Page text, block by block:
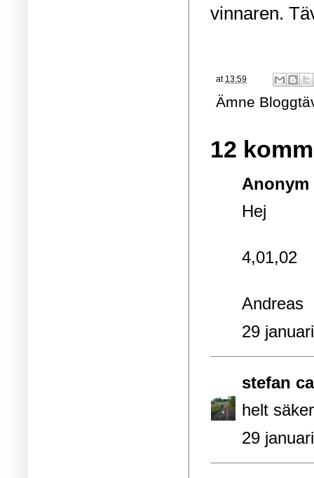
vinnaren.
at 13:59
Ämne
12
Anonym
Hej
4,01,02
Andreas
29
stefan
helt
29